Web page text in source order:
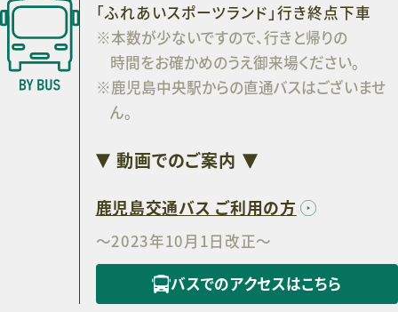
「ふれあいスポーツランド」行き終点下車
※本数が少ないですので、行きと帰りの
時間をお確かめのうえ御来場ください。
※鹿児島中央駅からの直通バスはございませ
ん。
動画でのご案内
鹿児島交通バス ご利用の方
～2023年10月1日改正～
バスでのアクセスはこちら